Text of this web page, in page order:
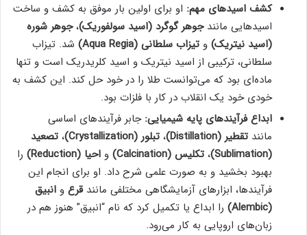
کشف اسیدهای مهم: او برای اولین بار موفق به کشف و ساخت
اسیدهایی مانندجوهر گوگرد (اسید سولفوریک)،جوهر شوره
(اسید نیتریک) و تیزاب سلطانی (Aqua Regia)
شد. تیزاب
سلطانی، ترکیبی از اسید نیتریک و اسید کلریدریک است و تنها
ماده‌ای بود که می‌توانست طلا را در خود حل کند. این کشف به
خودی خود یک انقلاب در کار با فلزات بود.
ابداع فرآیندهای پایه شیمیایی: جابر فرآیندهای اساسی
مانند تقطیر (Distillation) ، تبلور (Crystallization) ، تصعید
(Sublimation)
، تکلیس (Calcination) و احیا (Reduction)
را
بهبود بخشید و به صورت علمی شرح داد. او برای انجام این
فرآیندها، ابزارهای آزمایشگاهی مختلفی مانندقرع و انبیق
(Alembic)
را ابداع یا تکمیل کرد که نام “انبیق” هنوز هم در
زبان‌های اروپایی به کار می‌رود.